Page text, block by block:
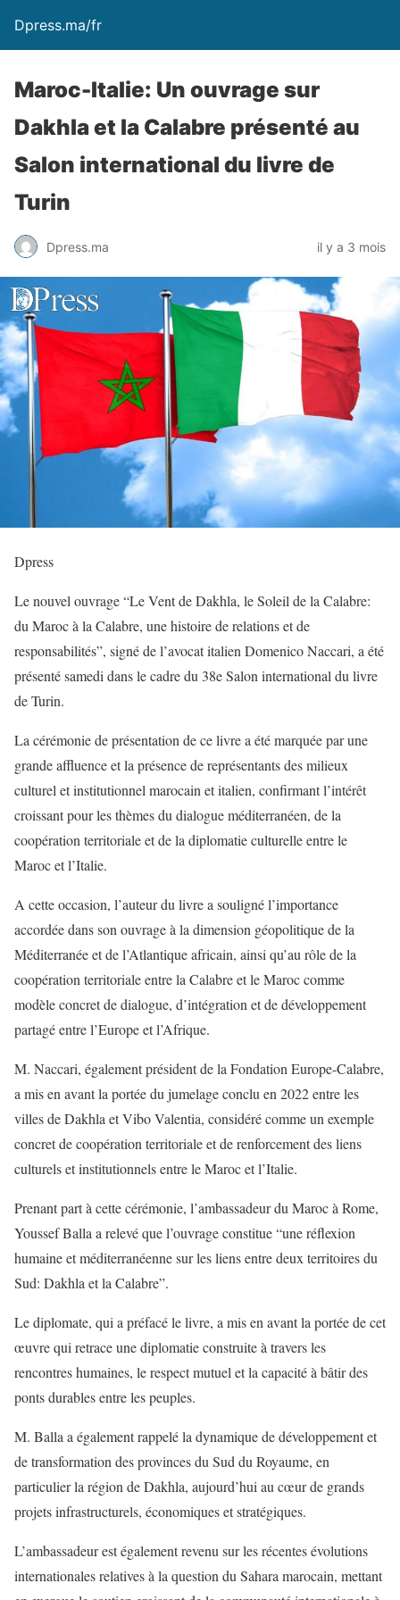
Dpress.ma/fr
Maroc-Italie: Un ouvrage sur
Dakhla et la Calabre présenté au
Salon international du livre de
Turin
Dpress.ma il y a 3 mois
Dpress
Le nouvel ouvrage “Le Vent de Dakhla, le Soleil de la Calabre:
du Maroc à la Calabre, une histoire de relations et de
responsabilités”, signé de l’avocat italien Domenico Naccari, a été
présenté samedi dans le cadre du 38e Salon international du livre
de Turin.
La cérémonie de présentation de ce livre a été marquée par une
grande affluence et la présence de représentants des milieux
culturel et institutionnel marocain et italien, confirmant l’intérêt
croissant pour les thèmes du dialogue méditerranéen, de la
coopération territoriale et de la diplomatie culturelle entre le
Maroc et l’Italie.
A cette occasion, l’auteur du livre a souligné l’importance
accordée dans son ouvrage à la dimension géopolitique de la
Méditerranée et de l’Atlantique africain, ainsi qu’au rôle de la
coopération territoriale entre la Calabre et le Maroc comme
modèle concret de dialogue, d’intégration et de développement
partagé entre l’Europe et l’Afrique.
M. Naccari, également président de la Fondation Europe-Calabre,
a mis en avant la portée du jumelage conclu en 2022 entre les
villes de Dakhla et Vibo Valentia, considéré comme un exemple
concret de coopération territoriale et de renforcement des liens
culturels et institutionnels entre le Maroc et l’Italie.
Prenant part à cette cérémonie, l’ambassadeur du Maroc à Rome,
Youssef Balla a relevé que l’ouvrage constitue “une réflexion
humaine et méditerranéenne sur les liens entre deux territoires du
Sud: Dakhla et la Calabre”.
Le diplomate, qui a préfacé le livre, a mis en avant la portée de cet
œuvre qui retrace une diplomatie construite à travers les
rencontres humaines, le respect mutuel et la capacité à bâtir des
ponts durables entre les peuples.
M. Balla a également rappelé la dynamique de développement et
de transformation des provinces du Sud du Royaume, en
particulier la région de Dakhla, aujourd’hui au cœur de grands
projets infrastructurels, économiques et stratégiques.
L’ambassadeur est également revenu sur les récentes évolutions
internationales relatives à la question du Sahara marocain, mettant